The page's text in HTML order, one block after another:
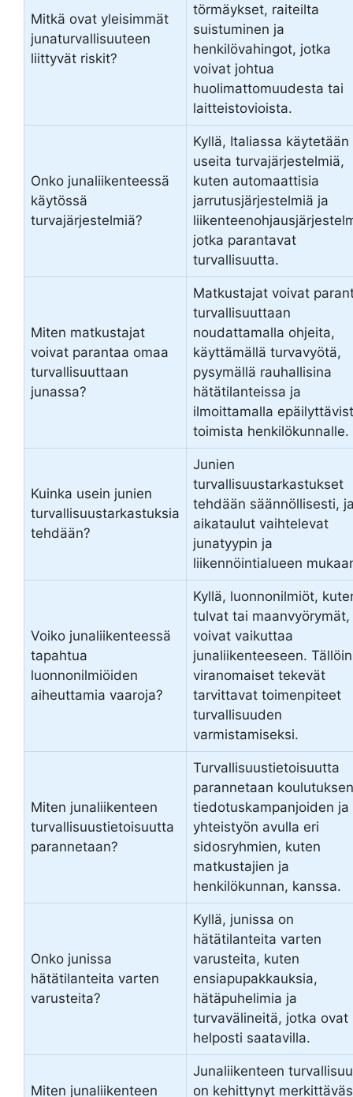
Mitkä ovat yleisimmät
junaturvallisuuteen
liittyvät riskit?
törmäykset, raiteilta
suistuminen ja
henkilövahingot, jotka
voivat johtua
huolimattomuudesta tai
laitteistovioista.
Onko junaliikenteessä
käytössä
turvajärjestelmiä?
Kyllä, Italiassa käytetään
useita turvajärjestelmiä,
kuten automaattisia
jarrutusjärjestelmiä ja
jotka parantavat
turvallisuutta.
Miten matkustajat
voivat parantaa omaa
turvallisuuttaan
junassa?
Matkustajat voivat
turvallisuuttaan
noudattamalla ohjeita,
käyttämällä turvavyötä,
pysymällä rauhallisina
hätätilanteissa ja
ilmoittamalla
toimista henkilökunnalle.
Kuinka usein junien
turvallisuustarkastuksia
tehdään?
Junien
turvallisuustarkastukset
tehdään säännöllisesti,
aikataulut vaihtelevat
junatyypin ja
liikennöintialueen
Voiko junaliikenteessä
tapahtua
luonnonilmiöiden
aiheuttamia vaaroja?
Kyllä, luonnonilmiöt,
tulvat tai maanvyörymät,
voivat vaikuttaa
junaliikenteeseen. Tällöin
viranomaiset tekevät
tarvittavat toimenpiteet
turvallisuuden
varmistamiseksi.
Miten junaliikenteen
turvallisuustietoisuutta
parannetaan?
Turvallisuustietoisuutta
parannetaan
tiedotuskampanjoiden ja
yhteistyön avulla eri
sidosryhmien, kuten
matkustajien ja
henkilökunnan, kanssa.
Onko junissa
hätätilanteita varten
varusteita?
Kyllä, junissa on
hätätilanteita varten
varusteita, kuten
ensiapupakkauksia,
hätäpuhelimia ja
turvavälineitä, jotka ovat
helposti saatavilla.
Miten junaliikenteen
Junaliikenteen
on kehittynyt